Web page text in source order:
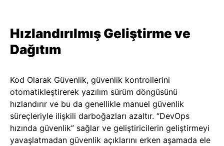
Hızlandırılmış Geliştirme ve
Dağıtım
Kod Olarak Güvenlik, güvenlik kontrollerini
otomatikleştirerek yazılım sürüm döngüsünü
hızlandırır ve bu da genellikle manuel güvenlik
süreçleriyle ilişkili darboğazları azaltır. “DevOps
hızında güvenlik” sağlar ve geliştiricilerin geliştirmeyi
yavaşlatmadan güvenlik açıklarını erken aşamada ele